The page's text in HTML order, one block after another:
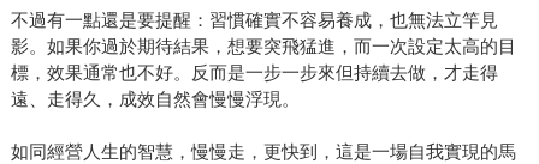
不過有一點還是要提醒：習慣確實不容易養成，也無法立竿見
影。如果你過於期待結果，想要突飛猛進，而一次設定太高的目
標，效果通常也不好。反而是一步一步來但持續去做，才走得
遠、走得久，成效自然會慢慢浮現。
如同經營人生的智慧，慢慢走，更快到，這是一場自我實現的馬